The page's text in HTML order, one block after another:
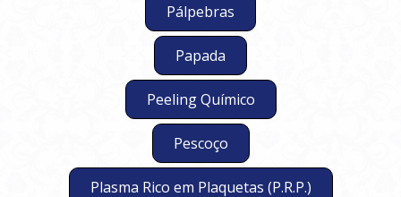
Pálpebras
Papada
Peeling Químico
Pescoço
Plasma Rico em Plaquetas (P.R.P.)